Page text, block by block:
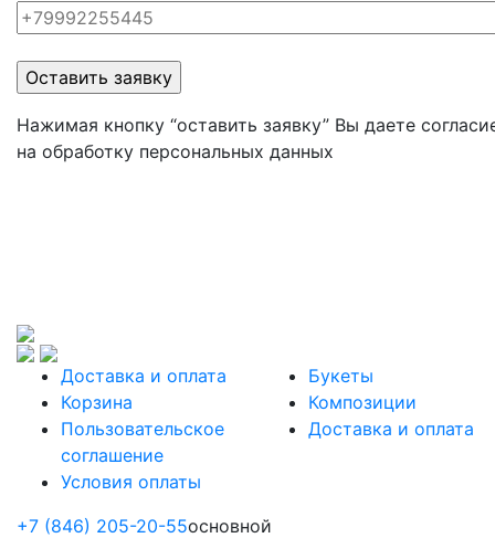
Нажимая кнопку “оставить заявку” Вы даете
на обработку персональных данных
Доставка и оплата
Корзина
Пользовательское
соглашение
Условия оплаты
Букеты
Композиции
Доставка и оплата
+7 (846) 205-20-55основной